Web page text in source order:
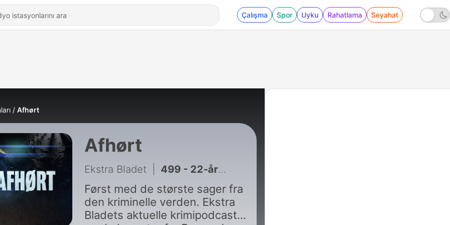
Çalışma Spor Uyku Rahatlama Seyahat
Afhørt
Afhørt
Ekstra Bladet 499 - 22-årig skudt i ryggen af politiet
Først med de største sager fra
den kriminelle verden. Ekstra
Bladets aktuelle krimipodcast